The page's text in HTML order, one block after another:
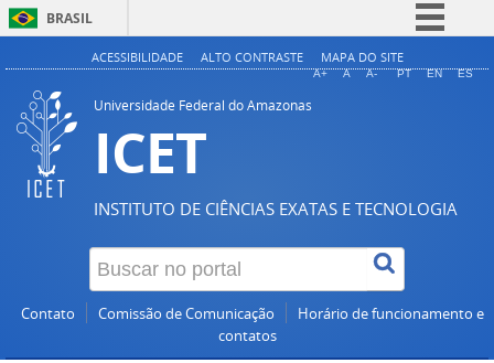
BRASIL
Simplifique!
ACESSIBILIDADE ALTO CONTRASTE MAPA DO SITE
A+ A A- PT EN ES
Universidade Federal do Amazonas
ICET
INSTITUTO DE CIÊNCIAS EXATAS E TECNOLOGIA
Contato Comissão de Comunicação
Horário de funcionamento e
contatos